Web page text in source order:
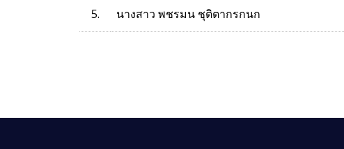
5.
นางสาว พชรมน ชุติตากรกนก